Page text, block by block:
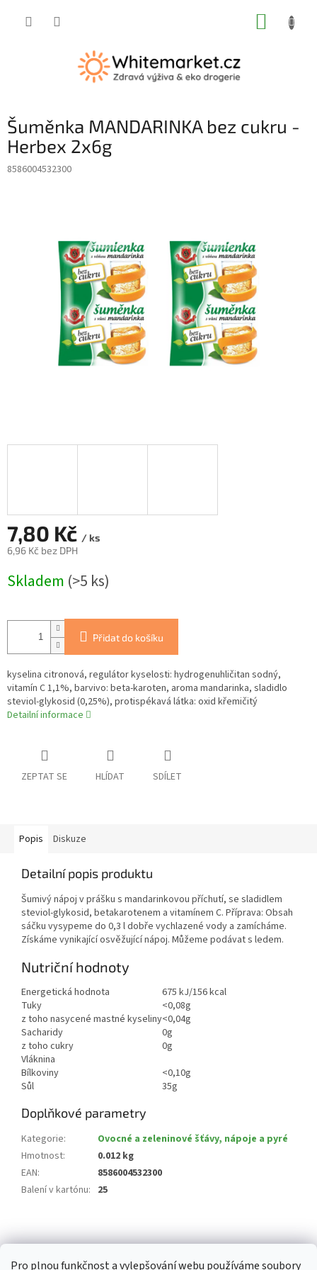
Pro plnou funkčnost a vylepšování webu používáme soubory
Šuměnka MANDARINKA bez cukru -
Herbex 2x6g
8586004532300
7,80 Kč / ks
6,96 Kč bez DPH
cena:
Skladem (>5 ks)
Přidat do košíku
kyselina citronová, regulátor kyselosti: hydrogenuhličitan sodný,
vitamín C 1,1%, barvivo: beta-karoten, aroma mandarinka, sladidlo
steviol-glykosid (0,25%), protispékavá látka: oxid křemičitý
Detailní informace
ZEPTAT SE HLÍDAT SDÍLET
Popis Diskuze
Detailní popis produktu
Šumivý nápoj v prášku s mandarinkovou příchutí, se sladidlem
steviol-glykosid, betakarotenem a vitamínem C. Příprava: Obsah
sáčku vysypeme do 0,3 l dobře vychlazené vody a zamícháme.
Získáme vynikající osvěžující nápoj. Můžeme podávat s ledem.
Nutriční hodnoty
Energetická hodnota
675 kJ/156 kcal
Tuky
<0,08g
z toho nasycené mastné kyseliny<0,04g
Sacharidy
0g
z toho cukry
0g
Vláknina
Bílkoviny
<0,10g
Sůl
35g
Doplňkové parametry
Kategorie:
Ovocné a zeleninové šťávy, nápoje a pyré
Hmotnost:
0.012 kg
EAN:
8586004532300
Balení v kartónu: 25
á